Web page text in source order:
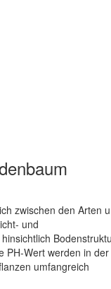
zwischen den Arten
und
PH-Wert werden in der
umfangreich